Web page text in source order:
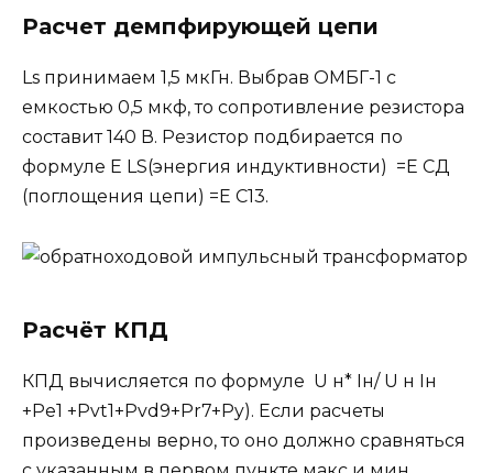
Расчет демпфирующей цепи
Ls принимаем 1,5 мкГн. Выбрав ОМБГ-1 с
емкостью 0,5 мкф, то сопротивление резистора
составит 140 В. Резистор подбирается по
формуле E LS(энергия индуктивности) =E CД
(поглощения цепи) =Е С13.
Расчёт КПД
КПД вычисляется по формуле U н* Iн/ U н Iн
+Ре1 +Pvt1+Pvd9+Pr7+Py). Если расчеты
произведены верно, то оно должно сравняться